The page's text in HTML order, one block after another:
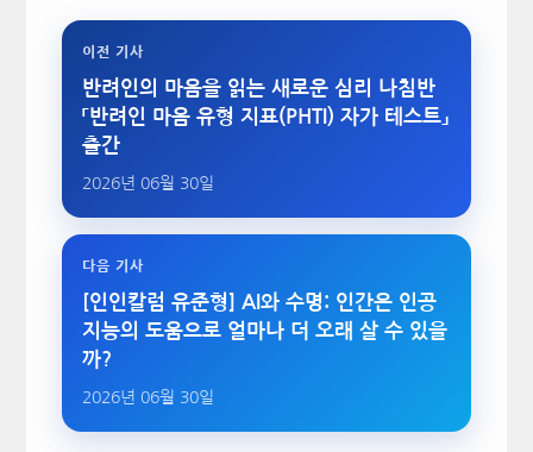
이전 기사
반려인의 마음을 읽는 새로운 심리 나침반
「반려인 마음 유형 지표(PHTI) 자가 테스트」
출간
2026년 06월 30일
다음 기사
[인인칼럼 유준형] AI와 수명: 인간은 인공
지능의 도움으로 얼마나 더 오래 살 수 있을
까?
2026년 06월 30일